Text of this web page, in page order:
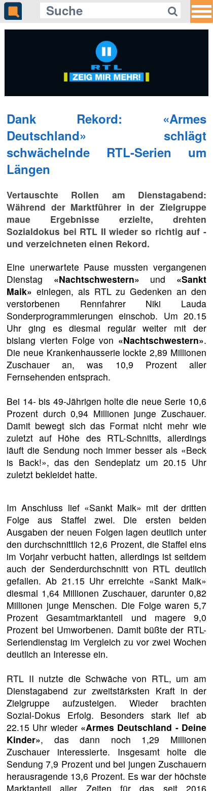
Dank Rekord: «Armes
Deutschland» schlägt
schwächelnde RTL-Serien um
Längen
Vertauschte Rollen am Dienstagabend:
Während der Marktführer in der Zielgruppe
maue Ergebnisse erzielte, drehten
Sozialdokus bei RTL II wieder so richtig auf -
und verzeichneten einen Rekord.
Eine unerwartete Pause mussten vergangenen
Dienstag «Nachtschwestern» und «Sankt
Maik» einlegen, als RTL zu Gedenken an den
verstorbenen Rennfahrer Niki Lauda
Sonderprogrammierungen einschob. Um 20.15
Uhr ging es diesmal regulär weiter mit der
bislang vierten Folge von «Nachtschwestern».
Die neue Krankenhausserie lockte 2,89 Millionen
Zuschauer an, was 10,9 Prozent aller
Fernsehenden entsprach.
Bei 14- bis 49-Jährigen holte die neue Serie 10,6
Prozent durch 0,94 Millionen junge Zuschauer.
Damit bewegt sich das Format nicht mehr wie
zuletzt auf Höhe des RTL-Schnitts, allerdings
läuft die Sendung noch immer besser als «Beck
is Back!», das den Sendeplatz um 20.15 Uhr
zuletzt bekleidet hatte.
Im Anschluss lief «Sankt Maik» mit der dritten
Folge aus Staffel zwei. Die ersten beiden
Ausgaben der neuen Folgen lagen deutlich unter
den durchschnittlich 12,6 Prozent, die Staffel eins
im Vorjahr verbucht hatten, allerdings ist seitdem
auch der Senderdurchschnitt von RTL deutlich
gefallen. Ab 21.15 Uhr erreichte «Sankt Maik»
diesmal 1,64 Millionen Zuschauer, darunter 0,82
Millionen junge Menschen. Die Folge waren 5,7
Prozent Gesamtmarktanteil und magere 9,0
Prozent bei Umworbenen. Damit büßte der RTL-
Seriendienstag im Vergleich zu vor zwei Wochen
deutlich an Interesse ein.
RTL II nutzte die Schwäche von RTL, um am
Dienstagabend zur zweitstärksten Kraft in der
Zielgruppe aufzusteigen. Wieder brachten
Sozial-Dokus Erfolg. Besonders stark lief ab
22.15 Uhr wieder «Armes Deutschland - Deine
Kinder», das dann noch 1,29 Millionen
Zuschauer interessierte. Insgesamt holte die
Sendung 7,9 Prozent und bei jungen Zuschauern
herausragende 13,6 Prozent. Es war der höchste
Marktanteil aller Zeiten für das seit 2016